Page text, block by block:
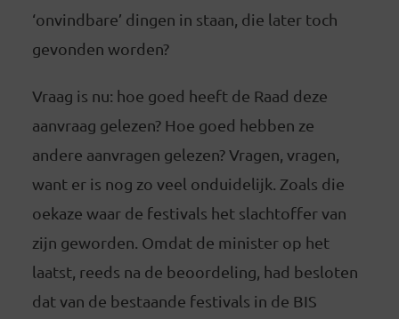
‘onvindbare’ dingen in staan, die later toch
gevonden worden?
Vraag is nu: hoe goed heeft de Raad deze
aanvraag gelezen? Hoe goed hebben ze
andere aanvragen gelezen? Vragen, vragen,
want er is nog zo veel onduidelijk. Zoals die
oekaze waar de festivals het slachtoffer van
zijn geworden. Omdat de minister op het
laatst, reeds na de beoordeling, had besloten
dat van de bestaande festivals in de BIS